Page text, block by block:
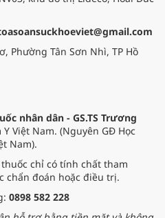
Phường Tân Sơn Nhì, TP Hồ
nhân dân - GS.TS Trương
Việt Nam. (Nguyên GĐ Học
Nam).
chỉ có tính chất tham
chẩn đoán hoặc điều trị.
0898 582 228